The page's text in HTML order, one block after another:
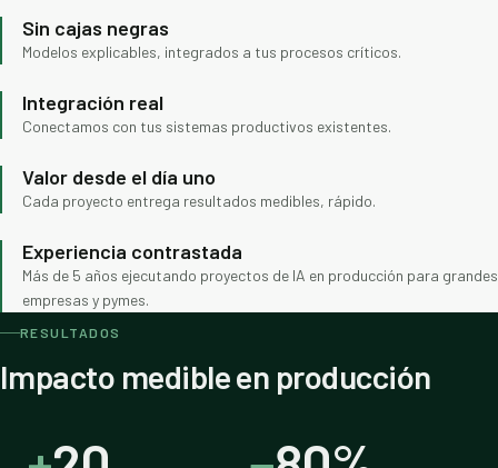
Sin cajas negras
Modelos explicables, integrados a tus procesos críticos.
Integración real
Conectamos con tus sistemas productivos existentes.
Valor desde el día uno
Cada proyecto entrega resultados medibles, rápido.
Experiencia contrastada
Más de 5 años ejecutando proyectos de IA en producción para grandes
empresas y pymes.
RESULTADOS
Impacto medible en producción